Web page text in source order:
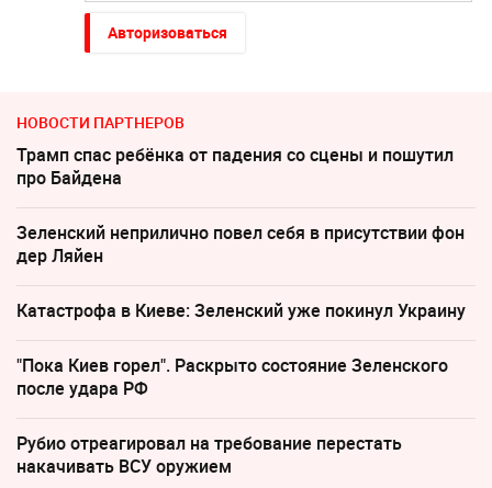
Авторизоваться
НОВОСТИ ПАРТНЕРОВ
Трамп спас ребёнка от падения со сцены и пошутил
про Байдена
Зеленский неприлично повел cебя в присутствии фон
дер Ляйен
Катастрофа в Киеве: Зеленский уже покинул Украину
"Пока Киев горел". Раскрыто состояние Зеленского
после удара РФ
Рубио отреагировал на требование перестать
накачивать ВСУ оружием